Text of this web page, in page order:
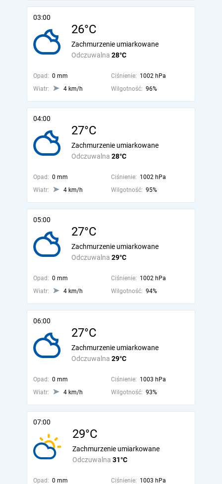
03:00
26°C
Odczuwalna 28°C
Zachmurzenie umiarkowane
Opad: 0 mm Ciśnienie: 1002 hPa
Wiatr:
4 km/h Wilgotność: 96%
04:00
27°C
Odczuwalna 28°C
Zachmurzenie umiarkowane
Opad: 0 mm Ciśnienie: 1002 hPa
Wiatr:
4 km/h Wilgotność: 95%
05:00
27°C
Odczuwalna 29°C
Zachmurzenie umiarkowane
Opad: 0 mm Ciśnienie: 1002 hPa
Wiatr:
4 km/h Wilgotność: 94%
06:00
27°C
Odczuwalna 29°C
Zachmurzenie umiarkowane
Opad: 0 mm Ciśnienie: 1003 hPa
Wiatr:
4 km/h Wilgotność: 93%
07:00
29°C
Odczuwalna 31°C
Zachmurzenie umiarkowane
Opad: 0 mm Ciśnienie: 1003 hPa